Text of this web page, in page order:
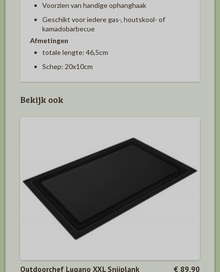
Voorzien van handige ophanghaak
Geschikt voor iedere gas-, houtskool- of
kamadobarbecue
Afmetingen
totale lengte: 46,5cm
Schep: 20x10cm
Bekijk ook
Outdoorchef Lugano XXL Snijplank € 89,90